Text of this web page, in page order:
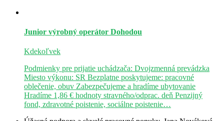
Junior výrobný operátor Dohodou
Kdekoľvek
Podmienky pre prijatie uchádzača: Dvojzmenná prevádzka
Miesto výkonu: SR Bezplatne poskytujeme: pracovné
oblečenie, obuv Zabezpečujeme a hradíme ubytovanie
Hradíme 1,86 € hodnoty stravného/odprac. deň Penzijný
fond, zdravotné poistenie, sociálne poistenie…